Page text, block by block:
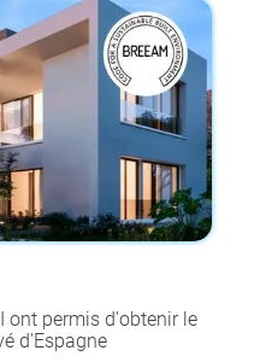
ont permis d'obtenir le
d'Espagne